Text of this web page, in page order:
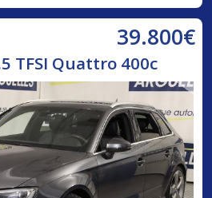
39.800€
TFSI Quattro 400c